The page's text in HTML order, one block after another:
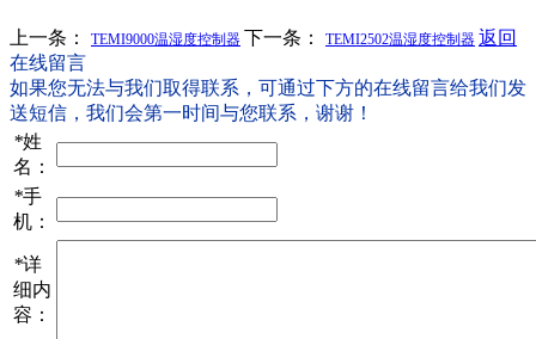
上一条： TEMI9000温湿度控制器 下一条： TEMI2502温湿度控制器 返回
在线留言
如果您无法与我们取得联系，可通过下方的在线留言给我们发
送短信，我们会第一时间与您联系，谢谢！
*姓
名：
*手
机：
*详
细内
容：